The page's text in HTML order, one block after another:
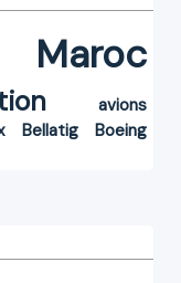
Maroc
avions
Bellatig
Boeing